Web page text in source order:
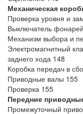
Механическая
Проверка уровня и
Выключатель
Механизм выбора и
Электромагнитный
заднего хода 148
Коробка передач в
Приводные валы 155
Проверка 155
Передние
Промежуточный